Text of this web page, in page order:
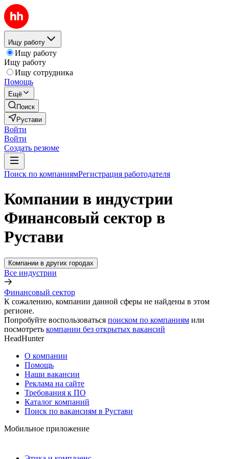
Ищу работу
Ищу работу
Ищу работу
Ищу сотрудника
Помощь
Ещё
Поиск
Рустави
Войти
Войти
Создать резюме
Поиск по компаниямРегистрация работодателя
Компании в индустрии
Финансовый сектор в
Рустави
Компании в других городах
Все индустрии
Финансовый сектор
К сожалению, компании данной сферы не найдены в этом
регионе.
Попробуйте воспользоваться поиском по компаниям или
посмотреть компании без открытых вакансий
HeadHunter
О компании
Помощь
Наши вакансии
Реклама на сайте
Требования к ПО
Каталог компаний
Поиск по вакансиям в Рустави
Мобильное приложение